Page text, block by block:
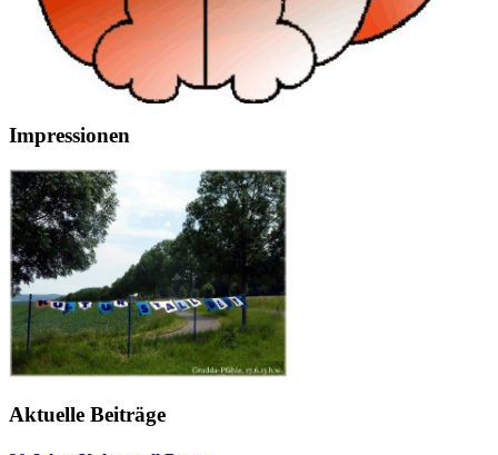
Impressionen
Aktuelle Beiträge